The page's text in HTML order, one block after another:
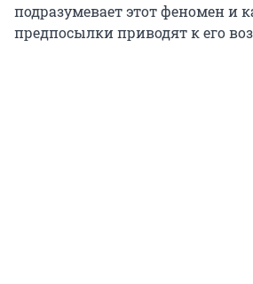
подразумевает этот феномен и
предпосылки приводят к его